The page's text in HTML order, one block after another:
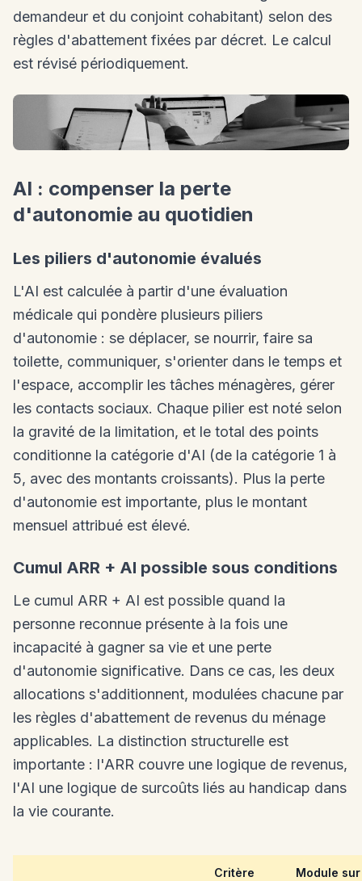
demandeur et du conjoint cohabitant) selon des
règles d'abattement fixées par décret. Le calcul
est révisé périodiquement.
AI : compenser la perte
d'autonomie au quotidien
Les piliers d'autonomie évalués
L'AI est calculée à partir d'une évaluation
médicale qui pondère plusieurs piliers
d'autonomie : se déplacer, se nourrir, faire sa
toilette, communiquer, s'orienter dans le temps et
l'espace, accomplir les tâches ménagères, gérer
les contacts sociaux. Chaque pilier est noté selon
la gravité de la limitation, et le total des points
conditionne la catégorie d'AI (de la catégorie 1 à
5, avec des montants croissants). Plus la perte
d'autonomie est importante, plus le montant
mensuel attribué est élevé.
Cumul ARR + AI possible sous conditions
Le cumul ARR + AI est possible quand la
personne reconnue présente à la fois une
incapacité à gagner sa vie et une perte
d'autonomie significative. Dans ce cas, les deux
allocations s'additionnent, modulées chacune par
les règles d'abattement de revenus du ménage
applicables. La distinction structurelle est
importante : l'ARR couvre une logique de revenus,
l'AI une logique de surcoûts liés au handicap dans
la vie courante.
Critère
Module sur